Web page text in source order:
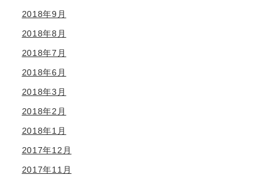
2018年9月
2018年8月
2018年7月
2018年6月
2018年3月
2018年2月
2018年1月
2017年12月
2017年11月